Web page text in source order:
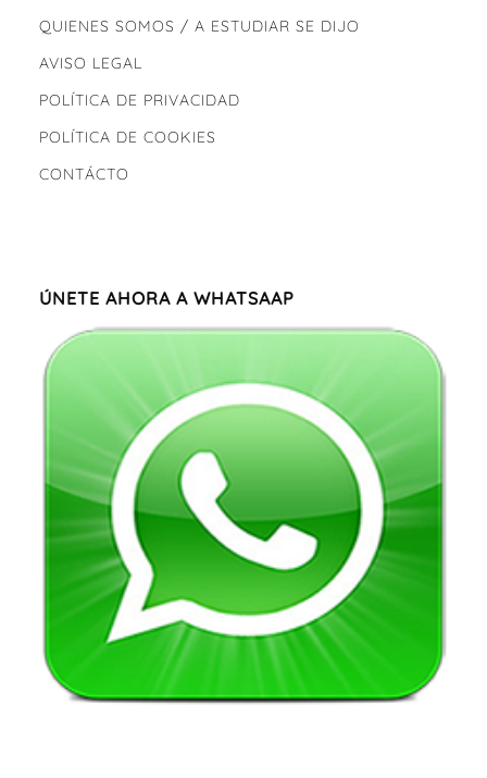
QUIENES SOMOS / A ESTUDIAR SE DIJO
AVISO LEGAL
POLÍTICA DE PRIVACIDAD
POLÍTICA DE COOKIES
CONTÁCTO
ÚNETE AHORA A WHATSAAP